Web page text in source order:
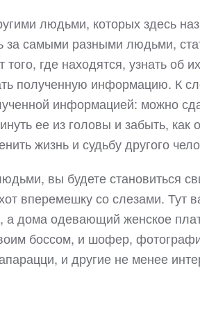
людьми, которых здесь
за самыми разными людьми,
где находятся, узнать об
полученную информацию. К
информацией: можно
ее из головы и забыть, как
жизнь и судьбу другого
вы будете становиться
вперемешку со слезами. Тут
а дома одевающий женское
боссом, и шофер,
и другие не менее